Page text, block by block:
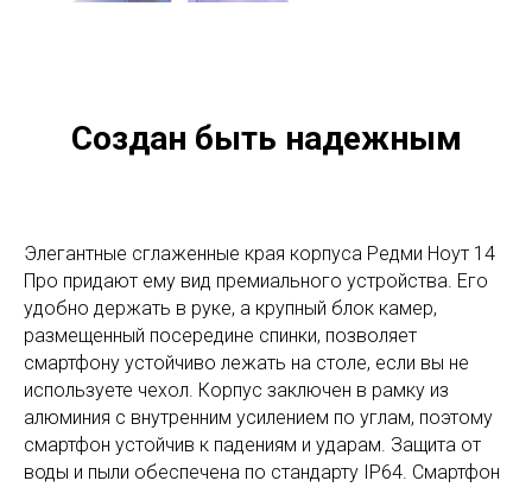
Создан быть надежным
Элегантные сглаженные края корпуса Редми Ноут 14
Про придают ему вид премиального устройства. Его
удобно держать в руке, а крупный блок камер,
размещенный посередине спинки, позволяет
смартфону устойчиво лежать на столе, если вы не
используете чехол. Корпус заключен в рамку из
алюминия с внутренним усилением по углам, поэтому
смартфон устойчив к падениям и ударам. Защита от
воды и пыли обеспечена по стандарту IP64. Смартфон